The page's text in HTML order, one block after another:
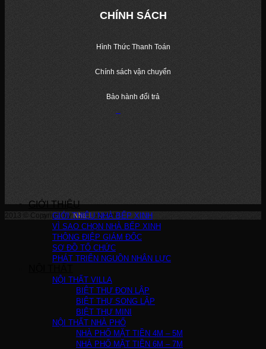
CHÍNH SÁCH
Hình Thức Thanh Toán
Chính sách vận chuyển
Bảo hành đổi trả
2013 © Copyright byNha Bep Xinh!
GIỚI THIỆU
GIỚI THIỆU NHÀ BẾP XINH
VÌ SAO CHỌN NHÀ BẾP XINH
THÔNG ĐIỆP GIÁM ĐỐC
SƠ ĐỒ TỔ CHỨC
PHÁT TRIỂN NGUỒN NHÂN LỰC
NỘI THẤT VILLA
BIỆT THỰ ĐƠN LẬP
BIỆT THỰ SONG LẬP
BIỆT THỰ MINI
NỘI THẤT NHÀ PHỐ
NHÀ PHỐ MẶT TIỀN 4M – 5M
NHÀ PHỐ MẶT TIỀN 6M – 7M